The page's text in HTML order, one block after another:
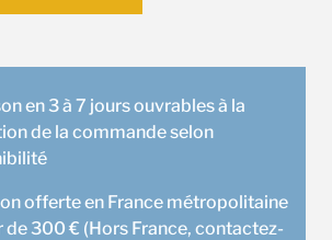
en 3 à 7 jours ouvrables à la
de la commande selon
offerte en France métropolitaine
de 300 € (Hors France, contactez-